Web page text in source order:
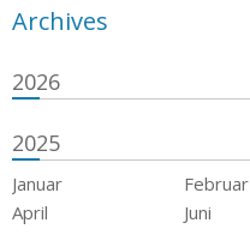
Archives
2026
2025
Januar Februar
April
Juni